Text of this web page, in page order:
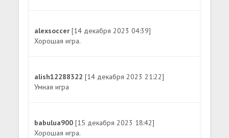
alexsoccer[14 декабря 2023 04:39]
Хорошая игра.
alish12288322[14 декабря 2023 21:22]
Умная игра
babulua900[15 декабря 2023 18:42]
Хорошая игра.